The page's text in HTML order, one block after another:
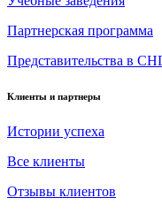
Партнерская программа
Представительства в
Клиенты и партнеры
Истории успеха
Все клиенты
Отзывы клиентов